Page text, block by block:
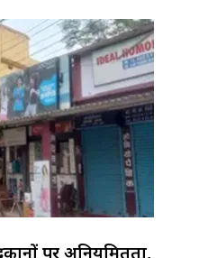
पर अनियमितता,